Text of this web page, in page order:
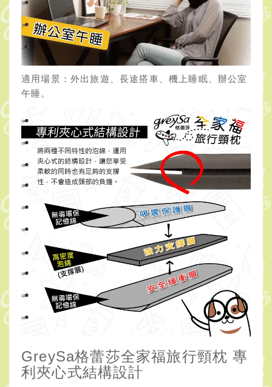
適用場景：外出旅遊、長途搭車、機上睡眠、辦公室
午睡。
GreySa格蕾莎全家福旅行頸枕 專
利夾心式結構設計